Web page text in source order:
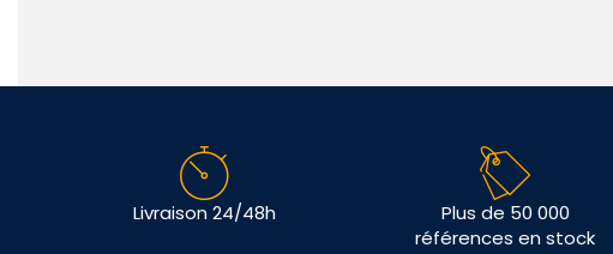
Livraison 24/48h
Plus de 50 000
références en stock